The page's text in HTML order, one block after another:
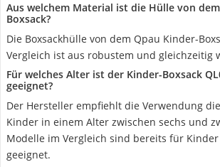
Aus welchem Material ist die Hülle von
Boxsack?
Die Boxsackhülle von dem Qpau Kinder-
Vergleich ist aus robustem und gleichzeitig
Für welches Alter ist der Kinder-Boxsack
geeignet?
Der Hersteller empfiehlt die Verwendung
Kinder in einem Alter zwischen sechs und
Modelle im Vergleich sind bereits für
geeignet.